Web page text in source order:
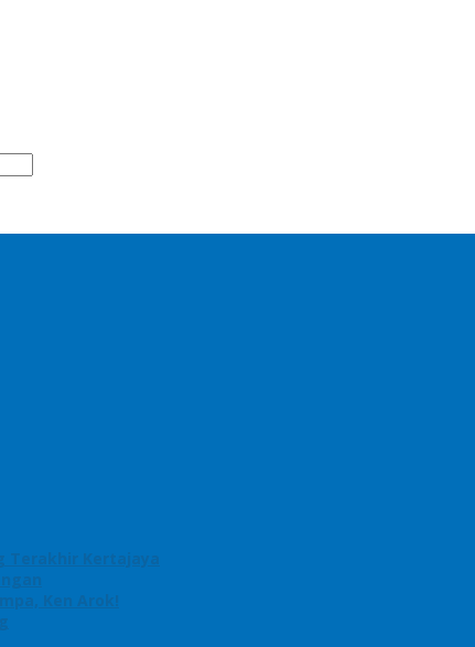
Terakhir Kertajaya
Ken Arok!